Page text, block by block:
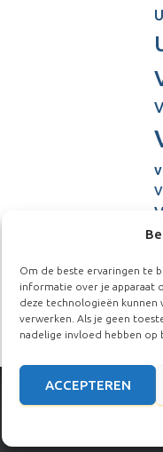
Om de beste ervaringen te
informatie over je apparaat
deze technologieën kunnen
verwerken. Als je geen
nadelige invloed hebben op
ACCEPTEREN